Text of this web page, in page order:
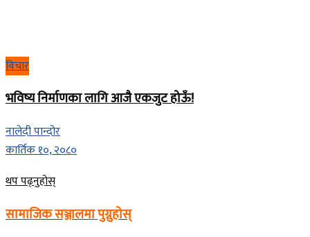
विचार
भविष्य निर्माणका लागि आजै एकजुट होऊँ!
नालेदी पान्दोर
कार्तिक १०, २०८०
थप पढ्नुहोस्Details
सामाजिक सञ्जालमा पुग्नुहोस्